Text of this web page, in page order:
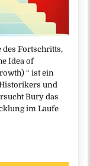
des Fortschritts,
Idea of
“ ist ein
und
Bury das
im Laufe